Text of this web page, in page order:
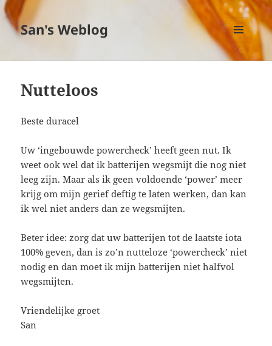
San's Weblog
MENU
EN
Nutteloos
Beste duracel
Uw ‘ingebouwde powercheck’ heeft geen nut. Ik
weet ook wel dat ik batterijen wegsmijt die nog niet
leeg zijn. Maar als ik geen voldoende ‘power’ meer
krijg om mijn gerief deftig te laten werken, dan kan
ik wel niet anders dan ze wegsmijten.
Beter idee: zorg dat uw batterijen tot de laatste iota
100% geven, dan is zo’n nutteloze ‘powercheck’ niet
nodig en dan moet ik mijn batterijen niet halfvol
wegsmijten.
Vriendelijke groet
San